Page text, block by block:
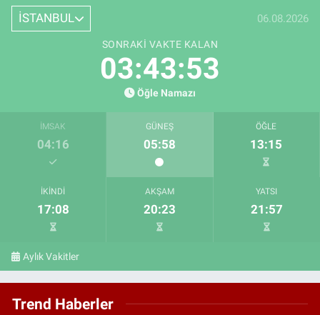
İSTANBUL 06.08.2026
SONRAKI VAKTE KALAN
03:43:51
Öğle Namazı
İMSAK
04:16
GÜNEŞ
05:58
ÖĞLE
13:15
İKINDI
17:08
AKŞAM
20:23
YATSI
21:57
Aylık Vakitler
Trend Haberler